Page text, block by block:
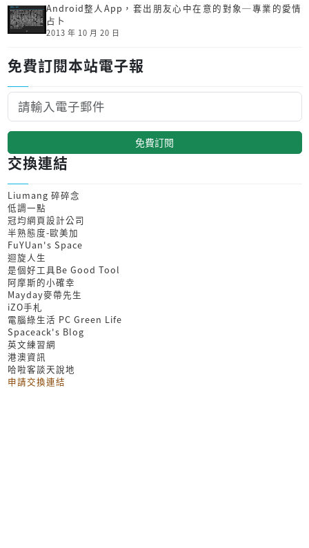
Android整人App，套出朋友心中在意的對象─專業的愛情
占卜
2013 年 10 月 20 日
免費訂閱本站電子報
免費訂閱
交換連結
Liumang 碎碎念
低調一點
冠均網頁設計公司
半熟態度-歐美加
FuYUan's Space
迴旋人生
是個好工具Be Good Tool
阿摩斯的小確幸
Mayday麥帶先生
iZO手札
電腦綠生活 PC Green Life
Spaceack's Blog
英文練習網
港澳資訊
哈啦客談天說地
申請交換連結